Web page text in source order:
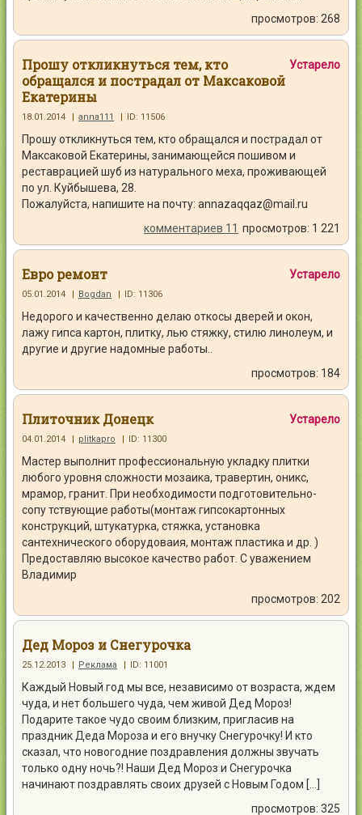
просмотров: 268
Устарело
Прошу откликнуться тем, кто
обращался и пострадал от Максаковой
Екатерины
18.01.2014 | anna111 | ID: 11506
Прошу откликнуться тем, кто обращался и пострадал от
Максаковой Екатерины, занимающейся пошивом и
реставрацией шуб из натурального меха, проживающей
по ул. Куйбышева, 28.
Пожалуйста, напишите на почту: annazaqqaz@mail.ru
просмотров: 1 221
комментариев 11
Устарело
Евро ремонт
05.01.2014 | Bogdan | ID: 11306
Недорого и качественно делаю откосы дверей и окон,
лажу гипса картон, плитку, лью стяжку, стилю линолеум, и
другие и другие надомные работы..
просмотров: 184
Устарело
Плиточник Донецк
04.01.2014 | plitkapro | ID: 11300
Мастер выполнит профессиональную укладку плитки
любого уровня сложности мозаика, травертин, оникс,
мрамор, гранит. При необходимости подготовительно-
сопу тствующие работы(монтаж гипсокартонных
конструкций, штукатурка, стяжка, установка
сантехнического оборудоваия, монтаж пластика и др. )
Предоставляю высокое качество работ. С уважением
Владимир
просмотров: 202
Дед Мороз и Снегурочка
25.12.2013 | Реклама | ID: 11001
Каждый Новый год мы все, независимо от возраста, ждем
чуда, и нет большего чуда, чем живой Дед Мороз!
Подарите такое чудо своим близким, пригласив на
праздник Деда Мороза и его внучку Снегурочку! И кто
сказал, что новогодние поздравления должны звучать
только одну ночь?! Наши Дед Мороз и Снегурочка
начинают поздравлять своих друзей с Новым Годом […]
просмотров: 325